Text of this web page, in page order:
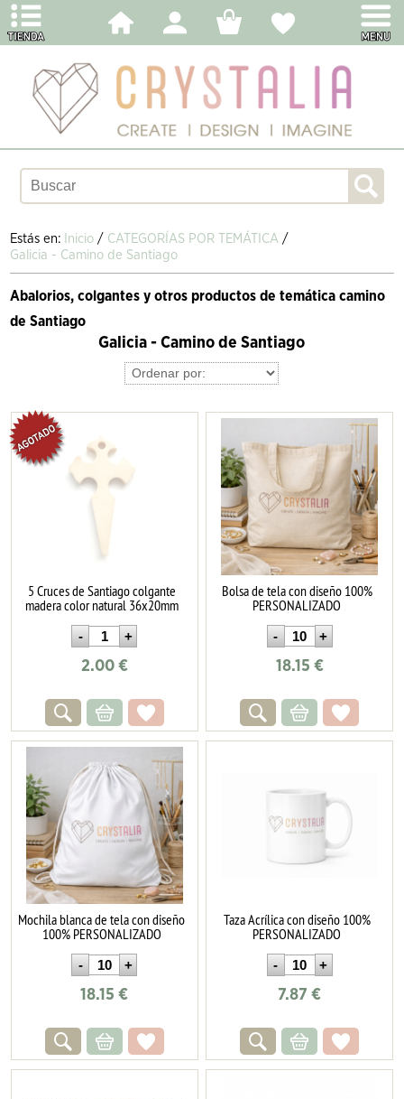
Estás en: Inicio / CATEGORÍAS POR TEMÁTICA /
Galicia - Camino de Santiago
Abalorios, colgantes y otros productos de temática camino
de Santiago
Galicia - Camino de Santiago
5 Cruces de Santiago colgante
madera color natural 36x20mm
2.00€
Bolsa de tela con diseño 100%
PERSONALIZADO
18.15 €
Mochila blanca de tela con diseño
100% PERSONALIZADO
18.15 €
Taza Acrílica con diseño 100%
PERSONALIZADO
7.87 €